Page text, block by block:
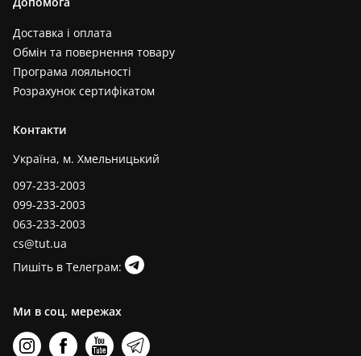
Доставка і оплата
Обмін та повернення товару
Програма лояльності
Розрахунок сертифікатом
Контакти
Україна, м. Хмельницький
097-233-2003
099-233-2003
063-233-2003
cs@tut.ua
Пишіть в Телеграм:
Ми в соц. мережах